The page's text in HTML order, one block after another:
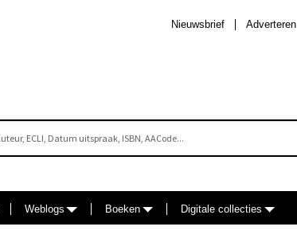
Adverteren
Nieuwsbrief
Weblogs Boeken Digitale collecties